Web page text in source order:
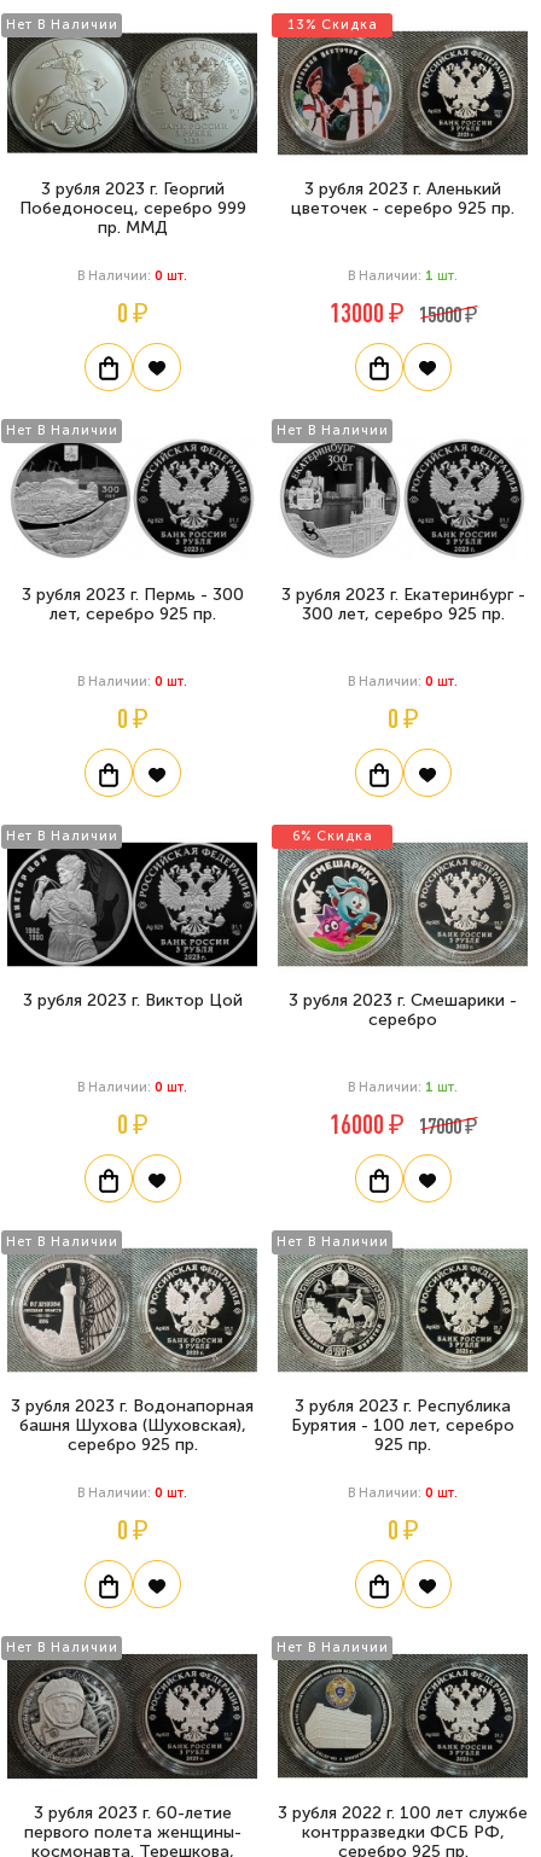
Нет В Наличии
3 рубля 2023 г. Георгий
Победоносец, серебро 999
пр. ММД
В Наличии: 0 Шт.
0 ₽
13% Скидка
3 рубля 2023 г. Аленький
цветочек - серебро 925 пр.
В Наличии: 1 Шт.
13000 ₽ 15000 ₽
Нет В Наличии
3 рубля 2023 г. Пермь - 300
лет, серебро 925 пр.
В Наличии: 0 Шт.
0 ₽
Нет В Наличии
3 рубля 2023 г. Екатеринбург -
300 лет, серебро 925 пр.
В Наличии: 0 Шт.
0 ₽
Нет В Наличии
3 рубля 2023 г. Виктор Цой
В Наличии: 0 Шт.
0 ₽
6% Скидка
3 рубля 2023 г. Смешарики -
серебро
В Наличии: 1 Шт.
16000 ₽ 17000 ₽
Нет В Наличии
3 рубля 2023 г. Водонапорная
башня Шухова (Шуховская),
серебро 925 пр.
В Наличии: 0 Шт.
0 ₽
Нет В Наличии
3 рубля 2023 г. Республика
Бурятия - 100 лет, серебро
925 пр.
В Наличии: 0 Шт.
0 ₽
Нет В Наличии
3 рубля 2023 г. 60-летие
первого полета женщины-
космонавта. Терешкова,
Нет В Наличии
3 рубля 2022 г. 100 лет службе
контрразведки ФСБ РФ,
серебро 925 пр.